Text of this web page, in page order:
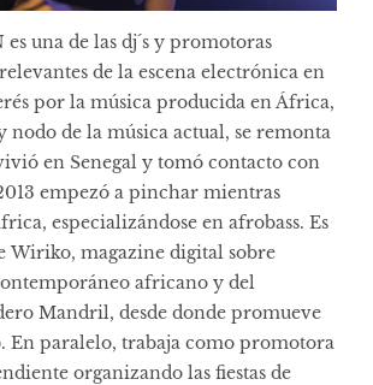
es una de las dj´s y promotoras
de la escena electrónica en
por la música producida en África,
nodo de la música actual, se remonta
en Senegal y tomó contacto con
empezó a pinchar mientras
especializándose en afrobass. Es
Wiriko, magazine digital sobre
africano y del
Mandril, desde donde promueve
En paralelo, trabaja como promotora
organizando las fiestas de